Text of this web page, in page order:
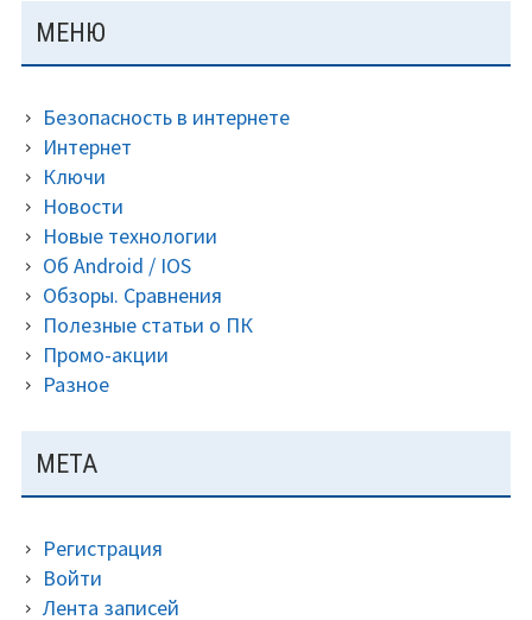
ОСНОВНАЯ
ПАНЕЛЬ
МЕНЮ
Безопасность в интернете
Интернет
Ключи
Новости
Новые технологии
Об Android / IOS
Обзоры. Сравнения
Полезные статьи о ПК
Промо-акции
Разное
МЕТА
Регистрация
Войти
Лента записей